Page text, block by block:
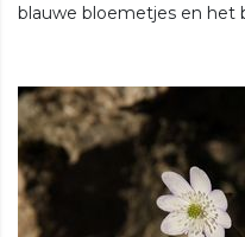
blauwe bloemetjes en het